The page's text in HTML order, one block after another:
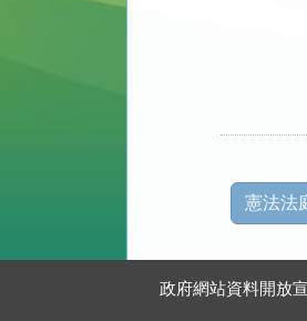
憲法法
政府網站資料開放